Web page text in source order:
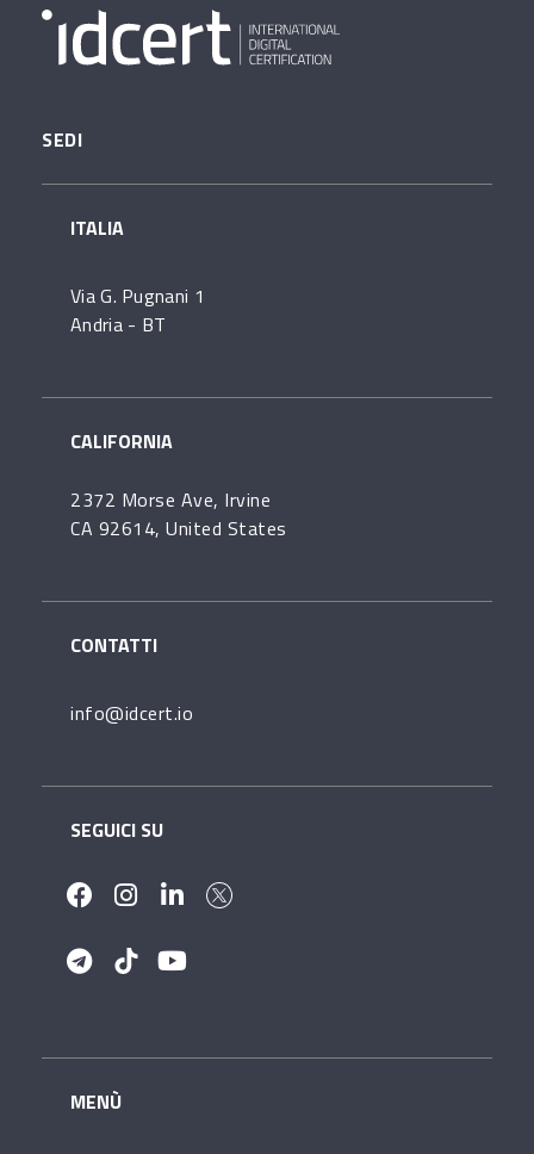
SEDI
ITALIA
Via G. Pugnani 1
Andria - BT
CALIFORNIA
2372 Morse Ave, Irvine
CA 92614, United States
CONTATTI
info@idcert.io
SEGUICI SU
MENÙ